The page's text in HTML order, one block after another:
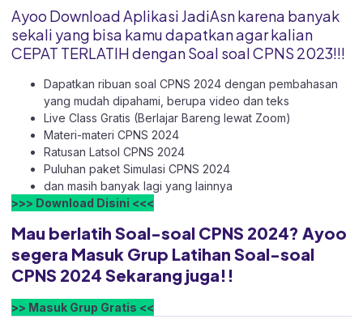
Ayoo Download Aplikasi JadiAsn karena banyak
sekali yang bisa kamu dapatkan agar kalian
CEPAT TERLATIH dengan Soal soal CPNS 2023!!!
Dapatkan ribuan soal CPNS 2024 dengan pembahasan
yang mudah dipahami, berupa video dan teks
Live Class Gratis (Berlajar Bareng lewat Zoom)
Materi-materi CPNS 2024
Ratusan Latsol CPNS 2024
Puluhan paket Simulasi CPNS 2024
dan masih banyak lagi yang lainnya
>>> Download Disini <<<
Mau berlatih Soal-soal CPNS 2024? Ayoo
segera Masuk Grup Latihan Soal-soal
CPNS 2024 Sekarang juga!!
>> Masuk Grup Gratis <<